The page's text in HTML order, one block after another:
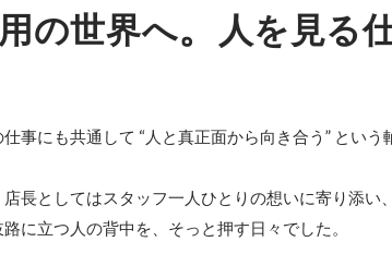
の世界へ。 人を見る
事にも共通して “人と真正面から向き合う” という
長としてはスタッフ一人ひとりの想いに寄り添い、
に立つ人の背中を、そっと押す日々でした。